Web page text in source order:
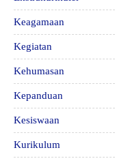
Keagamaan
Kegiatan
Kehumasan
Kepanduan
Kesiswaan
Kurikulum